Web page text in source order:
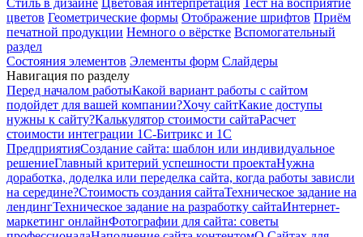
цветов Геометрические формы Отображение шрифтов Приём
печатной продукции Немного о вёрстке Вспомогательный
раздел
Состояния элементов Элементы форм Слайдеры
Навигация по разделу
Перед началом работыКакой вариант работы с сайтом
подойдет для вашей компании?Хочу сайтКакие доступы
нужны к сайту?Калькулятор стоимости сайтаРасчет
стоимости интеграции 1С-Битрикс и 1С
ПредприятияСоздание сайта: шаблон или индивидуальное
решениеГлавный критерий успешности проектаНужна
доработка, доделка или переделка сайта, когда работы зависли
на середине?Стоимость создания сайтаТехническое задание на
лендингТехническое задание на разработку сайтаИнтернет-
маркетинг онлайнФотографии для сайта: советы